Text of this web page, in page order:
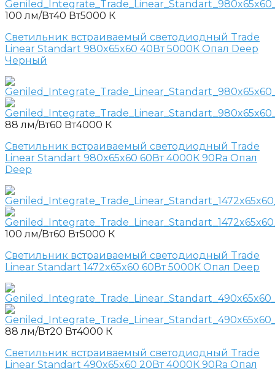
100 лм/Вт40 Вт5000 К
Светильник встраиваемый светодиодный Trade
Linear Standart 980x65x60 40Вт 5000К Опал Deep
Черный
88 лм/Вт60 Вт4000 К
Светильник встраиваемый светодиодный Trade
Linear Standart 980x65x60 60Вт 4000К 90Ra Опал
Deep
100 лм/Вт60 Вт5000 К
Светильник встраиваемый светодиодный Trade
Linear Standart 1472x65x60 60Вт 5000К Опал Deep
88 лм/Вт20 Вт4000 К
Светильник встраиваемый светодиодный Trade
Linear Standart 490x65x60 20Вт 4000К 90Ra Опал